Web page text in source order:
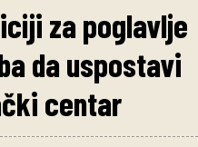
za poglavlje
da uspostavi
centar